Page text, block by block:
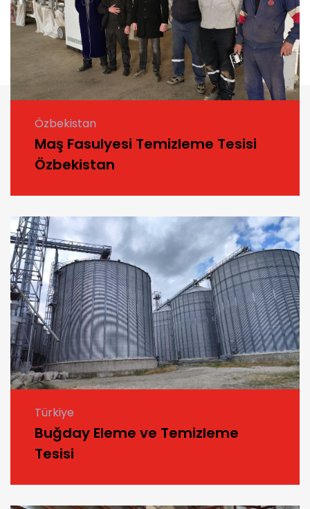
Özbekistan
Maş Fasulyesi Temizleme Tesisi
Özbekistan
Türkiye
Buğday Eleme ve Temizleme
Tesisi